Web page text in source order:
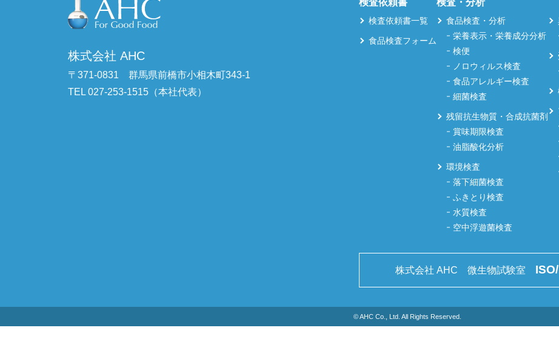
検査依頼書
検査依頼書一覧
食品検査フォーム
検査・分析
食品検査・分析
栄養表示・栄養成分分析
検便
ノロウィルス検査
食品アレルギー検査
細菌検査
残留抗生物質・合成抗菌剤
賞味期限検査
油脂酸化分析
環境検査
落下細菌検査
ふきとり検査
水質検査
空中浮遊菌検査
株式会社 AHC 微生物試験室
株式会社 AHC
〒371-0831 群馬県前橋市小相木町343-1
TEL 027-253-1515（本社代表）
© AHC Co., Ltd. All Rights Reserved.